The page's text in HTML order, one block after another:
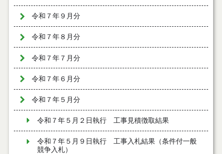
令和７年９月分
令和７年８月分
令和７年７月分
令和７年６月分
令和７年５月分
令和７年５月２日執行 工事見積徴取結果
令和７年５月９日執行 工事入札結果（条件付一般
競争入札）